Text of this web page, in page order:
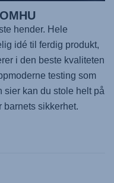
hender. Hele
idé til ferdig produkt,
i den beste kvaliteten
testing som
sier kan du stole helt på
barnets sikkerhet.